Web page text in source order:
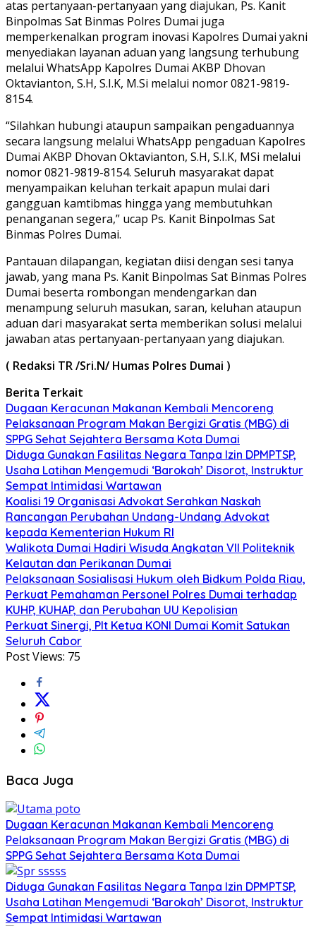
atas pertanyaan-pertanyaan yang diajukan, Ps. Kanit
Binpolmas Sat Binmas Polres Dumai juga
memperkenalkan program inovasi Kapolres Dumai yakni
menyediakan layanan aduan yang langsung terhubung
melalui WhatsApp Kapolres Dumai AKBP Dhovan
Oktavianton, S.H, S.I.K, M.Si melalui nomor 0821-9819-
8154.
“Silahkan hubungi ataupun sampaikan pengaduannya
secara langsung melalui WhatsApp pengaduan Kapolres
Dumai AKBP Dhovan Oktavianton, S.H, S.I.K, MSi melalui
nomor 0821-9819-8154. Seluruh masyarakat dapat
menyampaikan keluhan terkait apapun mulai dari
gangguan kamtibmas hingga yang membutuhkan
penanganan segera,” ucap Ps. Kanit Binpolmas Sat
Binmas Polres Dumai.
Pantauan dilapangan, kegiatan diisi dengan sesi tanya
jawab, yang mana Ps. Kanit Binpolmas Sat Binmas Polres
Dumai beserta rombongan mendengarkan dan
menampung seluruh masukan, saran, keluhan ataupun
aduan dari masyarakat serta memberikan solusi melalui
jawaban atas pertanyaan-pertanyaan yang diajukan.
( Redaksi TR /Sri.N/ Humas Polres Dumai )
Berita Terkait
Dugaan Keracunan Makanan Kembali Mencoreng
Pelaksanaan Program Makan Bergizi Gratis (MBG) di
SPPG Sehat Sejahtera Bersama Kota Dumai
Diduga Gunakan Fasilitas Negara Tanpa Izin DPMPTSP,
Usaha Latihan Mengemudi ‘Barokah’ Disorot, Instruktur
Sempat Intimidasi Wartawan
Koalisi 19 Organisasi Advokat Serahkan Naskah
Rancangan Perubahan Undang-Undang Advokat
kepada Kementerian Hukum RI
Walikota Dumai Hadiri Wisuda Angkatan VII Politeknik
Kelautan dan Perikanan Dumai
Pelaksanaan Sosialisasi Hukum oleh Bidkum Polda Riau,
Perkuat Pemahaman Personel Polres Dumai terhadap
KUHP, KUHAP, dan Perubahan UU Kepolisian
Perkuat Sinergi, Plt Ketua KONI Dumai Komit Satukan
Seluruh Cabor
Post Views: 75
Baca Juga
Dugaan Keracunan Makanan Kembali Mencoreng
Pelaksanaan Program Makan Bergizi Gratis (MBG) di
SPPG Sehat Sejahtera Bersama Kota Dumai
Diduga Gunakan Fasilitas Negara Tanpa Izin DPMPTSP,
Usaha Latihan Mengemudi ‘Barokah’ Disorot, Instruktur
Sempat Intimidasi Wartawan